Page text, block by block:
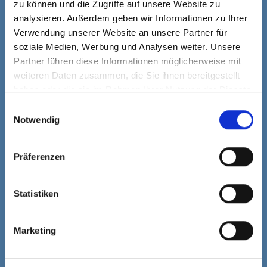
zu können und die Zugriffe auf unsere Website zu
analysieren. Außerdem geben wir Informationen zu Ihrer
Verwendung unserer Website an unsere Partner für
soziale Medien, Werbung und Analysen weiter. Unsere
Partner führen diese Informationen möglicherweise mit
weiteren Daten zusammen, die Sie ihnen bereitgestellt
haben oder die sie im Rahmen Ihrer Nutzung der Dienste
Notwendig
Präferenzen
Statistiken
Marketing
Können wir eine Dachbegrünung auf dem Dach
anbringen?
Sedum ist sehr schön anzusehen, wenn man von den
oberen Stockwerken auf die Dachbegrünung
Das hängt davon ab, wie Sie von Ihrer
standardmäßig abschließbar.